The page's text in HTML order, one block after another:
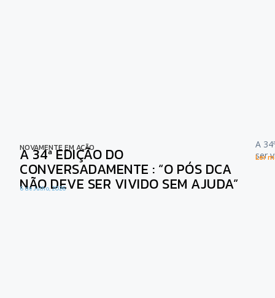
NOVAMENTE EM AÇÃO
A 34ª EDIÇÃO DO
CONVERSADAMENTE : “O PÓS DCA
NÃO DEVE SER VIVIDO SEM AJUDA”
6 de Julho, 2026
A
ser
Ler